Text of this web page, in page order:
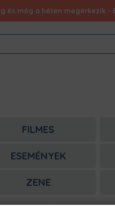
és még a héten megérkezik -
FILMES
ESEMÉNYEK
ZENE